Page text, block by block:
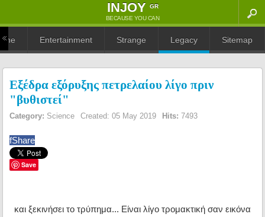
ΙNJOY
GR
BECAUSE YOU CAN
Entertainment Strange Legacy Sitemap
Εξέδρα εξόρυξης πετρελαίου λίγο πριν
"βυθιστεί"
Category: Science Created: 05 May 2019 Hits: 7493
fShare
Save
και ξεκινήσει το τρύπημα... Είναι λίγο τρομακτική σαν εικόνα